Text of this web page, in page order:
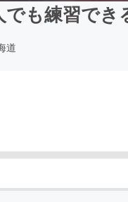
も練習で
道